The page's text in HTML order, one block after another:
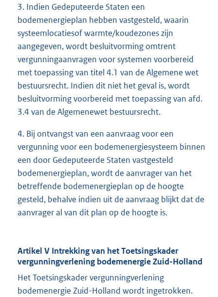
3. Indien Gedeputeerde Staten een
bodemenergieplan hebben vastgesteld, waarin
systeemlocatiesof warmte/koudezones zijn
aangegeven, wordt besluitvorming omtrent
vergunningaanvragen voor systemen voorbereid
met toepassing van titel 4.1 van de Algemene wet
bestuursrecht. Indien dit niet het geval is, wordt
besluitvorming voorbereid met toepassing van afd.
3.4 van de Algemenewet bestuursrecht.
4. Bij ontvangst van een aanvraag voor een
vergunning voor een bodemenergiesysteem binnen
een door Gedeputeerde Staten vastgesteld
bodemenergieplan, wordt de aanvrager van het
betreffende bodemenergieplan op de hoogte
gesteld, behalve indien uit de aanvraag blijkt dat de
aanvrager al van dit plan op de hoogte is.
Artikel V Intrekking van het Toetsingskader
vergunningverlening bodemenergie Zuid-Holland
Het Toetsingskader vergunningverlening
bodemenergie Zuid-Holland wordt ingetrokken.